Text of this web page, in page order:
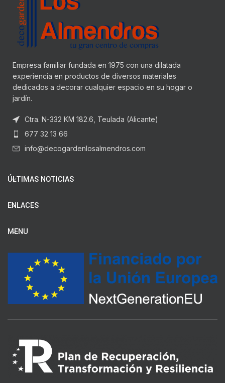
Empresa familiar fundada en 1975 con una dilatada
experiencia en productos de diversos materiales
dedicados a decorar cualquier espacio en su hogar o
jardín.
Ctra. N-332 KM 182.6, Teulada (Alicante)
677 32 13 66
info@decogardenlosalmendros.com
ÚLTIMAS NOTICIAS
ENLACES
MENU